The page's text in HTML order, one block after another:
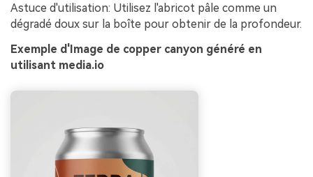
Astuce d'utilisation: Utilisez l'abricot pâle comme un
dégradé doux sur la boîte pour obtenir de la profondeur.
Exemple d'Image de copper canyon généré en
utilisant media.io